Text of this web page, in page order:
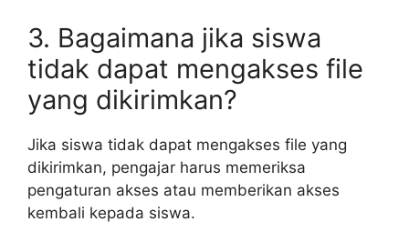
3. Bagaimana jika siswa
tidak dapat mengakses file
yang dikirimkan?
Jika siswa tidak dapat mengakses file yang
dikirimkan, pengajar harus memeriksa
pengaturan akses atau memberikan akses
kembali kepada siswa.